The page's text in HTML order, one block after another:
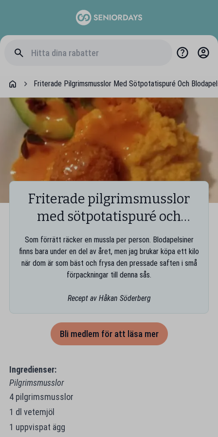
Friterade Pilgrimsmusslor Med Sötpotatispuré Och
Friterade pilgrimsmusslor
med sötpotatispuré och
blodapelsinsås
Som förrätt räcker en mussla per person. Blodapelsiner
finns bara under en del av året, men jag brukar köpa ett kilo
när dom är som bäst och frysa den pressade saften i små
förpackningar till denna sås.
Recept av Håkan Söderberg
Bli medlem för att läsa mer
Ingredienser:
Pilgrimsmusslor
4 pilgrimsmusslor
1 dl vetemjöl
1 uppvispat ägg